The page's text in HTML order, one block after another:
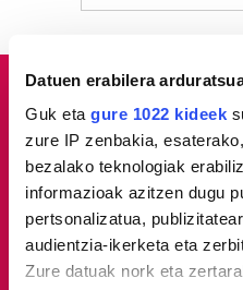
Datuen erabilera
Guk eta gure 1022 kideek
zure IP zenbakia,
bezalako teknologiak
informazioak azitzen dugu
pertsonalizatua,
audientzia-ikerketa eta
Zure datuak nork eta